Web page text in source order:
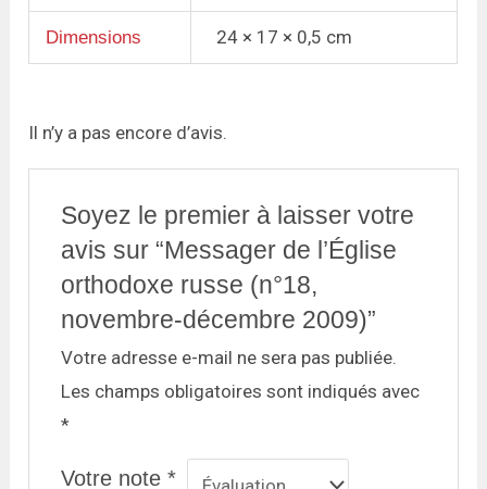
Dimensions 24 × 17 × 0,5 cm
Il n’y a pas encore d’avis.
Soyez le premier à laisser votre
avis sur “Messager de l’Église
orthodoxe russe (n°18,
novembre-décembre 2009)”
Votre adresse e-mail ne sera pas publiée.
Les champs obligatoires sont indiqués avec
*
Votre note *